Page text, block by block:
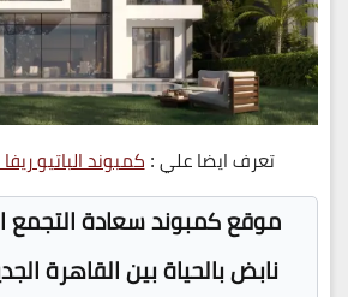
تعرف ايضا علي :كمبوند الباتيو
موقع كمبوند سعادة
نابض بالحياة بين القاهرة